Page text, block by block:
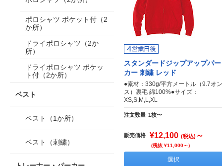
スタンダードジップアップパー
カー 刺繍 レッド
●素材：330g/平方メートル（9.7オン
ス）裏毛 綿100%●サイズ：
XS,S,M,L,XL
注文数量 1枚〜
販売価格 ¥12,100 (税込) ～
(税抜 ¥11,000～)
選択
ポロシャツ ポケット付（2
か所）
ドライポロシャツ（2か
所）
ドライポロシャツ ポケッ
ト付（2か所）
ベスト
ベスト（1か所）
ベスト（刺繍）